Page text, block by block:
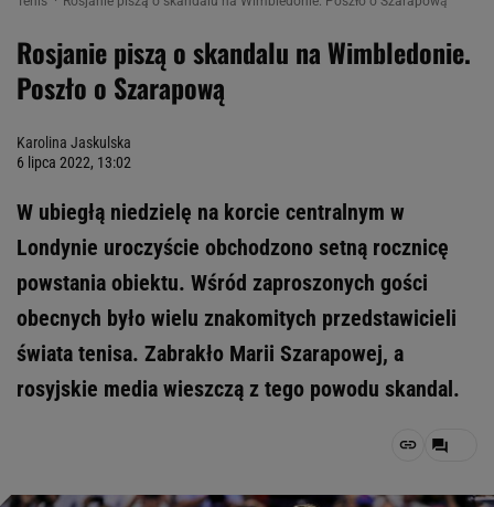
Rosjanie piszą o skandalu na Wimbledonie.
Poszło o Szarapową
Karolina Jaskulska
6 lipca 2022, 13:02
W ubiegłą niedzielę na korcie centralnym w
Londynie uroczyście obchodzono setną rocznicę
powstania obiektu. Wśród zaproszonych gości
obecnych było wielu znakomitych przedstawicieli
świata tenisa. Zabrakło Marii Szarapowej, a
rosyjskie media wieszczą z tego powodu skandal.